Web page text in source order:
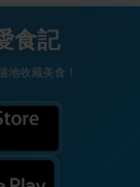
食記
地收藏美食！